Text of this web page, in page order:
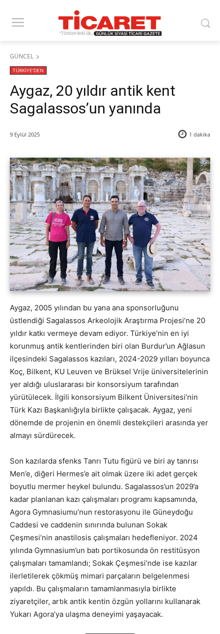
GÜNCEL
TÜRKİYE'DEN
Aygaz, 20 yıldır antik kent
Sagalassos’un yanında
9 Eylül 2025 1 dakika
Aygaz, 2005 yılından bu yana ana sponsorluğunu
üstlendiği Sagalassos Arkeolojik Araştırma Projesi’ne 20
yıldır katkı vermeye devam ediyor. Türkiye’nin en iyi
korunmuş antik kentlerinden biri olan Burdur’un Ağlasun
ilçesindeki Sagalassos kazıları, 2024-2029 yılları boyunca
Koç, Bilkent, KU Leuven ve Brüksel Vrije üniversitelerinin
yer aldığı uluslararası bir konsorsiyum tarafından
yürütülecek. İlgili konsorsiyum Bilkent Üniversitesi’nin
Türk Kazı Başkanlığıyla birlikte çalışacak. Aygaz, yeni
dönemde de projenin en önemli destekçileri arasında yer
almayı sürdürecek.
Son kazılarda sfenks Tanrı Tutu figürü ve biri ay tanrısı
Men’e, diğeri Hermes’e ait olmak üzere iki adet gerçek
boyutlu mermer heykel bulundu. Sagalassos’un 2029’a
kadar planlanan kazı çalışmaları programı kapsamında,
Agora Gymnasiumu’nun restorasyonu ile Güneydoğu
Caddesi ve caddenin sınırında bulunan Sokak
Çeşmesi’nin anastilosis çalışmaları hedefleniyor. 2024
yılında Gymnasium’un batı portikosunda ön restitüsyon
çalışmaları tamamlandı; Sokak Çeşmesi’nde ise kazılar
ilerletilerek çökmüş mimari parçaların belgelenmesi
yapıldı. Bu çalışmaların tamamlanmasıyla birlikte
ziyaretçiler, artık antik kentin özgün yollarını kullanarak
Yukarı Agora’ya ulaşma deneyimi yaşayacak.